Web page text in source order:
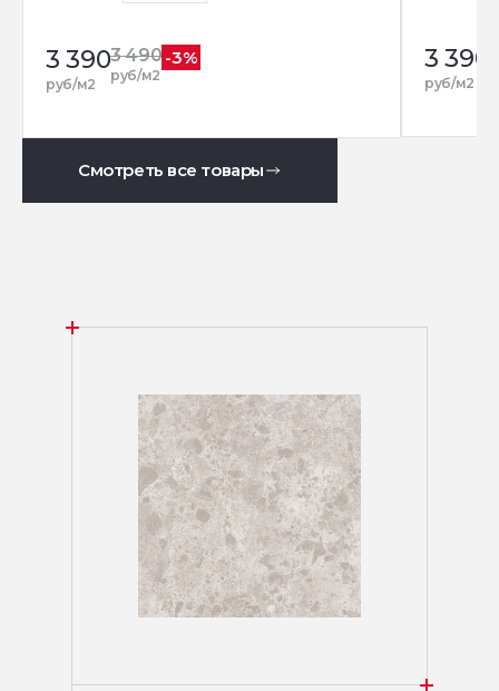
3 390
руб/м2
3 490
руб/м2
-3% 3 390
руб/м2
Смотреть все товары